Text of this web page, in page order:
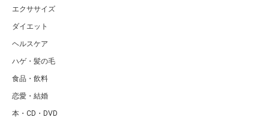
エクササイズ
ダイエット
ヘルスケア
ハゲ・髪の毛
食品・飲料
恋愛・結婚
本・CD・DVD